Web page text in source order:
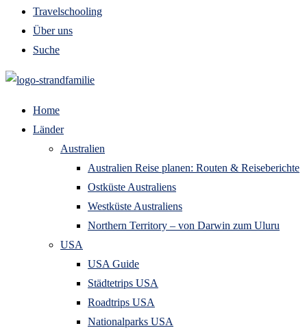
Travelschooling
Über uns
Suche
Home
Länder
Australien
Australien Reise planen: Routen & Reiseberichte
Ostküste Australiens
Westküste Australiens
Northern Territory – von Darwin zum Uluru
USA
USA Guide
Städtetrips USA
Roadtrips USA
Nationalparks USA